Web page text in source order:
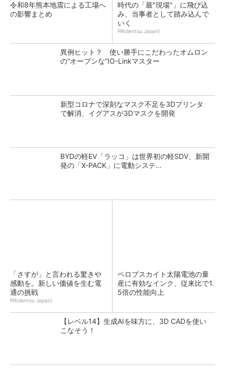
令和8年熊本地震による工場へ
の影響まとめ
時代の「最"現場"」に飛び込
み、当事者として踏み込んで
いく
PR(dentsu Japan)
異例ヒット？ 使い勝手にこだわったオムロン
の“オープンな”IO-Linkマスター
新型コロナで深刻なマスク不足を3Dプリンタ
で解消、イグアスが3Dマスクを開発
BYDの軽EV「ラッコ」は世界初の軽SDV、新開
発の「X-PACK」に電動システ...
「さすが」と言われる驚きや
感動を。新しい価値を生む電
通の挑戦
PR(dentsu Japan)
ペロブスカイト太陽電池の量
産に有効なインク、従来比で1.
5倍の性能向上
【レベル14】生成AIを味方に、3D CADを使い
こなそう！